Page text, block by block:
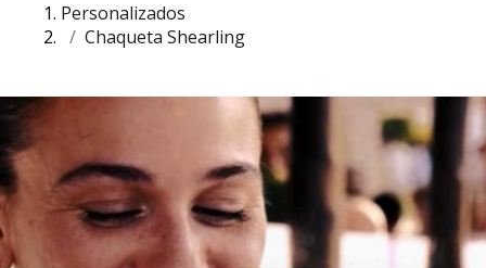
Personalizados
Chaqueta Shearling